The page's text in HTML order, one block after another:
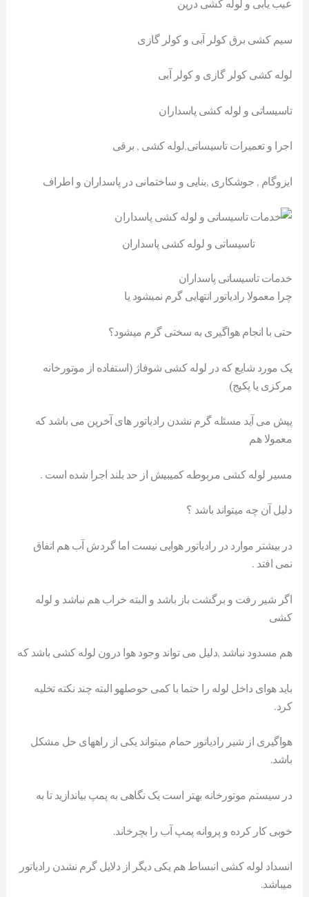
عیب یابی و لوله کشی درین
سیم کشی برق کولر آبی و کولر گازی
لوله کشی کولر گازی و کولر آبی
تاسیساتی و لوله کشی پاسداران
اجرا و تعمیرات تاسیساتی,لوله کشی , برقی
ایزوگام , جوشکاری ,بنایی و ساختمانی در پاسداران و اطراف
تاسیساتی و لوله کشی پاسداران
خدمات تاسیساتی پاسداران
چرا معمولا رادیاتور انتهایی گرم نمیشود یا
حتی با انجام هواگیری به سختی گرم میشود؟
یک مورد شایع که در لوله کشی شوفاژ (استفاده از موتورخانه
مرکزی یا پکیج)
پیش می آید مسئله گرم نشدن رادیاتور های آخرین می باشد که
معمولا هم
مسیر لوله کشی مربوطه کمیبیش از حد بلند اجرا شده است .
دلیل آن چه میتواند باشد ؟
در بیشتر موارد در رادیاتور هوایی نیست اما گردش آب هم اتفاق
نمی افتد .
اگر شیر رفت و برگشت باز باشد و البته خراب هم نباشد و لوله
کشی
هم مسدود نباشد ,دلیل می تواند وجود هوا درون لوله کشی باشد که
باید هوای داخل لوله را حتما با کمی حوصلهو البته چند نکته تخلیه
کرد.
هواگیری از شیر رادیاتور حمام میتواند یکی از راههای حل مشکل
باشد.
در سیستم موتورخانه بهتر است یک نگاهی به پمپ بیاندازید تا به
خوبی کار کرده و پروانه پمپ آب را بچرخاند.
انسداد لوله کشی انبساط هم یکی دیگر از دلایل گرم نشدن رادیاتور
میباشد.